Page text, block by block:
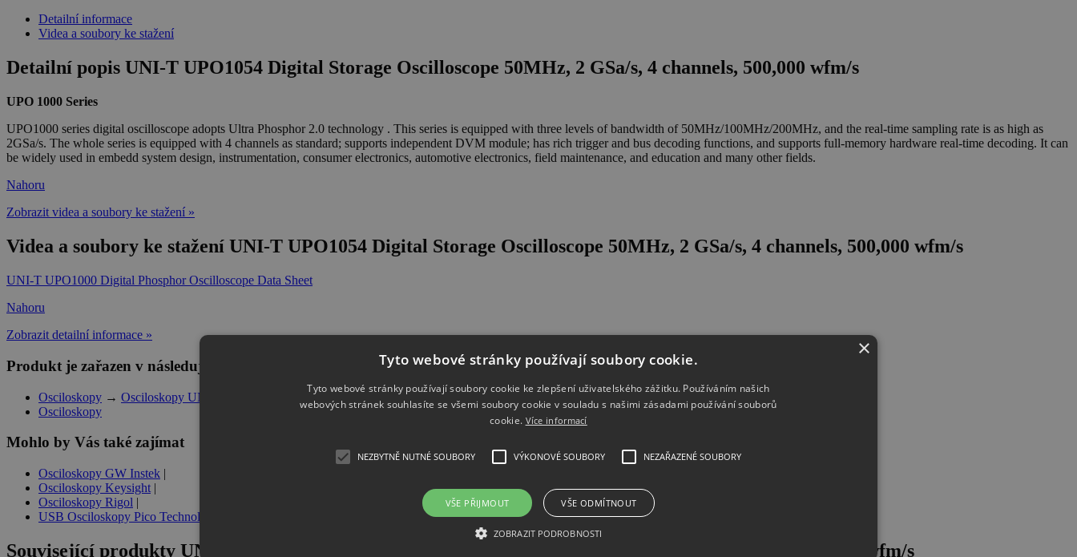
Detailní informace
Videa a soubory ke stažení
Detailní popis UNI-T UPO1054 Digital Storage Oscilloscope 50MHz, 2 GSa/s, 4 channels, 500,000 wfm/s
UPO 1000 Series
UPO1000 series digital oscilloscope adopts Ultra Phosphor 2.0 technology . This series is equipped with three levels of bandwidth of 50MHz/100MHz/200MHz, and the real-time sampling rate is as high as
2GSa/s. The whole series is equipped with 4 channels as standard; supports independent DVM module; has rich trigger and bus decoding functions, and supports full-memory hardware real-time decoding. It can
be widely used in embedd system design, instrumentation, consumer electronics, automotive electronics, field maintenance, and education and many other fields.
Nahoru
Zobrazit videa a soubory ke stažení »
Videa a soubory ke stažení UNI-T UPO1054 Digital Storage Oscilloscope 50MHz, 2 GSa/s, 4 channels, 500,000 wfm/s
UNI-T UPO1000 Digital Phosphor Oscilloscope Data Sheet
Nahoru
Zobrazit detailní informace »
Produkt je zařazen v následujících kategoriích
Osciloskopy → Osciloskopy UNI-T
Osciloskopy
Mohlo by Vás také zajímat
Osciloskopy GW Instek |
Osciloskopy Keysight |
Osciloskopy Rigol |
USB Osciloskopy Pico Technology
Související produkty UNI-T UPO1054 Digital Storage Oscilloscope 50MHz, 2 GSa/s, 4 channels, 500,000 wfm/s
×
Tyto webové stránky používají soubory cookie.
Tyto webové stránky používají soubory cookie ke zlepšení uživatelského zážitku. Používáním našich
webových stránek souhlasíte se všemi soubory cookie v souladu s našimi zásadami používání souborů
cookie. Více informací
NEZBYTNĚ NUTNÉ SOUBORY VÝKONOVÉ SOUBORY NEZAŘAZENÉ SOUBORY
VŠE PŘIJMOUT VŠE ODMÍTNOUT
ZOBRAZIT PODROBNOSTI